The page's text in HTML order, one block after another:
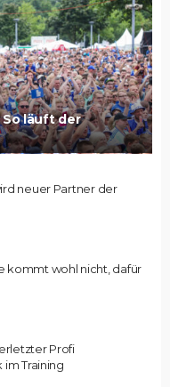
läuft der
neuer Partner der
kommt wohl nicht, dafür
Profi
Training